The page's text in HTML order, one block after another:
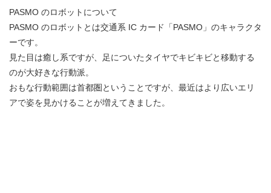
PASMO のロボットについて
PASMO のロボットとは交通系 IC カード「PASMO」のキャラクタ
ーです。
見た目は癒し系ですが、足についたタイヤでキビキビと移動する
のが大好きな行動派。
おもな行動範囲は首都圏ということですが、最近はより広いエリ
アで姿を見かけることが増えてきました。